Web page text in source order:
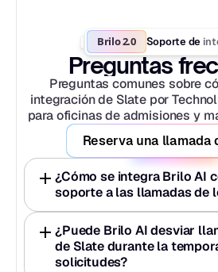
Brilo 2.0 Soporte de
Preguntas
Preguntas comunes sobre
integración de Slate por
para oficinas de admisiones y
Reserva una llamada
¿Cómo se integra Brilo AI
soporte a las llamadas de
¿Puede Brilo AI desviar
de Slate durante la
solicitudes?